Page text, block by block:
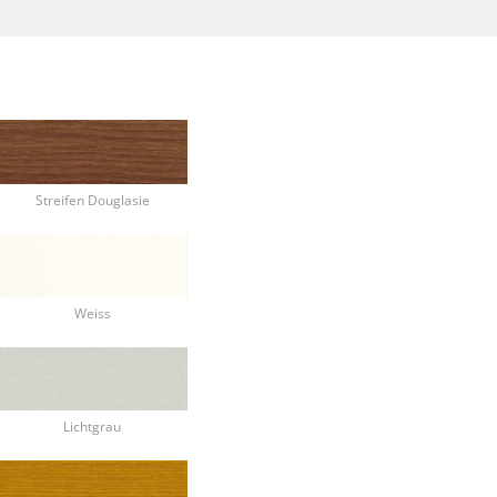
Streifen Douglasie
Weiss
Lichtgrau